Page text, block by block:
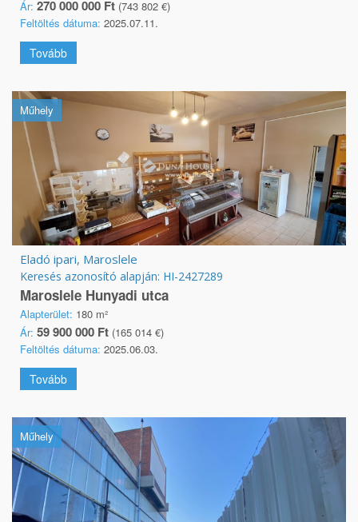
Ár: 270 000 000 Ft (743 802 €)
Feltöltés dátuma: 2025.07.11.
Tovább
Műhely
Eladó ipari, Maroslele
Keresés azonosító alapján: HI-2427289
Maroslele Hunyadi utca
Alapterület: 180 m²
Ár: 59 900 000 Ft (165 014 €)
Feltöltés dátuma: 2025.06.03.
Tovább
Műhely